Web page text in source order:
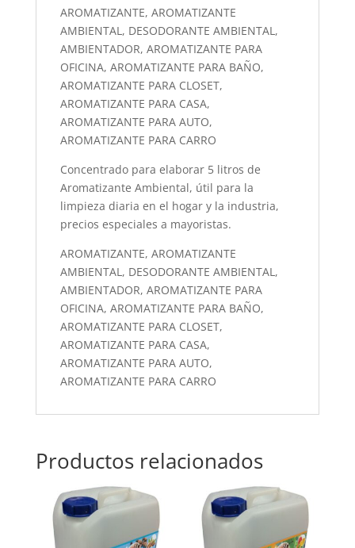
AROMATIZANTE, AROMATIZANTE
AMBIENTAL, DESODORANTE AMBIENTAL,
AMBIENTADOR, AROMATIZANTE PARA
OFICINA, AROMATIZANTE PARA BAÑO,
AROMATIZANTE PARA CLOSET,
AROMATIZANTE PARA CASA,
AROMATIZANTE PARA AUTO,
AROMATIZANTE PARA CARRO
Concentrado para elaborar 5 litros de
Aromatizante Ambiental, útil para la
limpieza diaria en el hogar y la industria,
precios especiales a mayoristas.
AROMATIZANTE, AROMATIZANTE
AMBIENTAL, DESODORANTE AMBIENTAL,
AMBIENTADOR, AROMATIZANTE PARA
OFICINA, AROMATIZANTE PARA BAÑO,
AROMATIZANTE PARA CLOSET,
AROMATIZANTE PARA CASA,
AROMATIZANTE PARA AUTO,
AROMATIZANTE PARA CARRO
Productos relacionados